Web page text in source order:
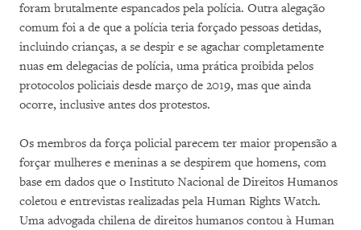
foram brutalmente espancados pela polícia. Outra alegação
comum foi a de que a polícia teria forçado pessoas detidas,
incluindo crianças, a se despir e se agachar completamente
nuas em delegacias de polícia, uma prática proibida pelos
protocolos policiais desde março de 2019, mas que ainda
ocorre, inclusive antes dos protestos.
Os membros da força policial parecem ter maior propensão a
forçar mulheres e meninas a se despirem que homens, com
base em dados que o Instituto Nacional de Direitos Humanos
coletou e entrevistas realizadas pela Human Rights Watch.
Uma advogada chilena de direitos humanos contou à Human